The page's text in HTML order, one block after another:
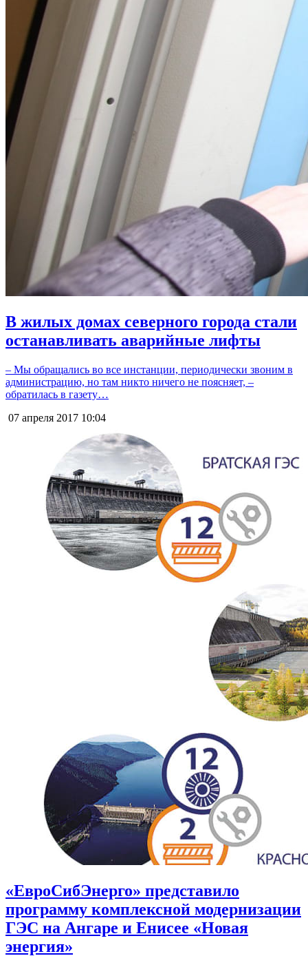
В жилых домах северного города стали
останавливать аварийные лифты
– Мы обращались во все инстанции, периодически звоним в
администрацию, но там никто ничего не поясняет, –
обратилась в газету…
07 апреля 2017 10:04
«ЕвроСибЭнерго» представило
программу комплексной модернизации
ГЭС на Ангаре и Енисее «Новая
энергия»